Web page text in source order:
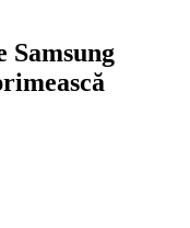
Samsung